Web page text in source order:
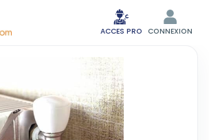
ACCES PRO CONNEXION